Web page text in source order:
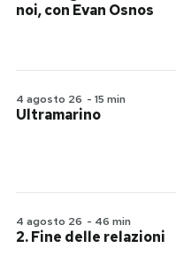
noi, con Evan Osnos
4 agosto 26 - 15 min
Ultramarino
4 agosto 26 - 46 min
2. Fine delle relazioni